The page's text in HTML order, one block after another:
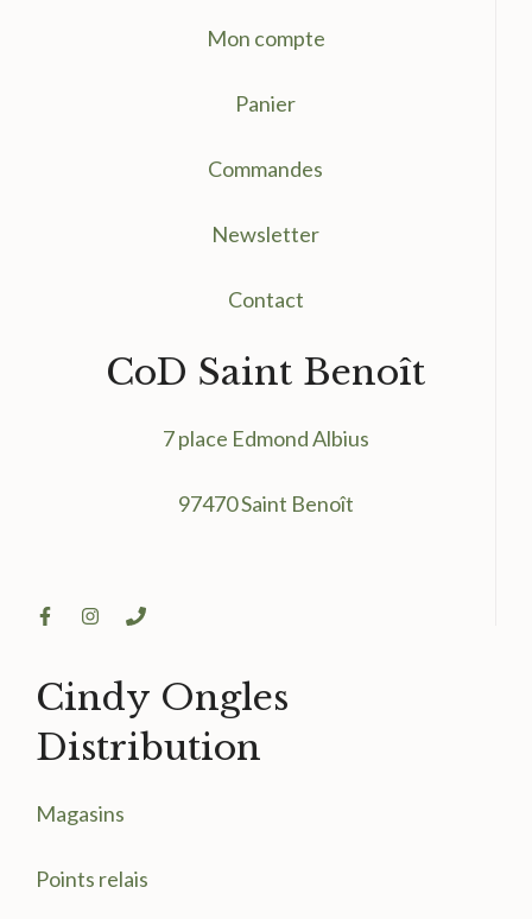
Mon compte
Panier
Commandes
Newsletter
Contact
CoD Saint Benoît
7 place Edmond Albius
97470 Saint Benoît
Cindy Ongles
Distribution
Magasins
Points relais